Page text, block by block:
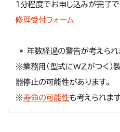
１分程度でお申し込みが完了で
修理受付フォーム
年数経過の警告が考えられ
※業務用（型式にWZがつく）
器停止の可能性があります。
※寿命の可能性も考えられます